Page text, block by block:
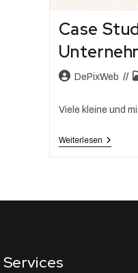
Case
DePixWeb
Viele kleine und
Weiterlesen
Services